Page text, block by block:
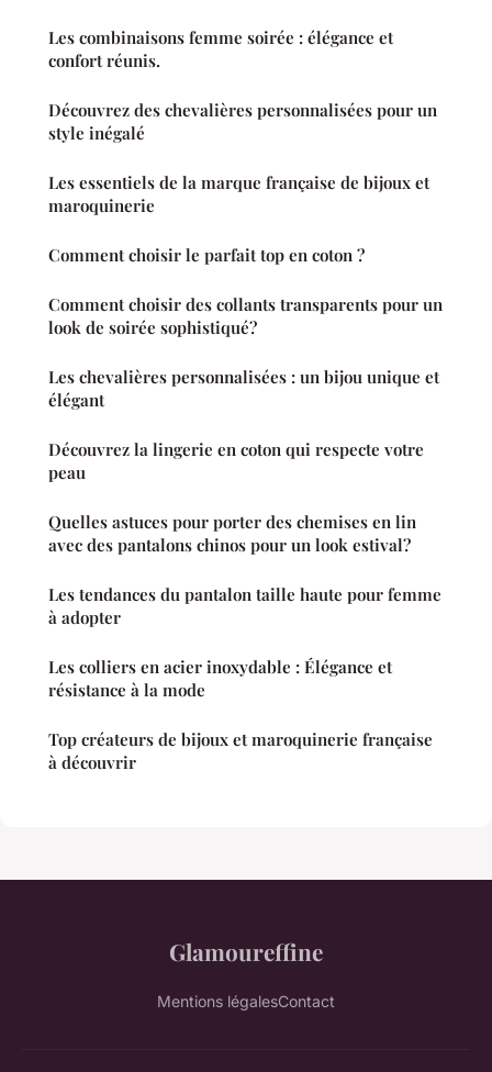
Les combinaisons femme soirée : élégance et
confort réunis.
Découvrez des chevalières personnalisées pour un
style inégalé
Les essentiels de la marque française de bijoux et
maroquinerie
Comment choisir le parfait top en coton ?
Comment choisir des collants transparents pour un
look de soirée sophistiqué?
Les chevalières personnalisées : un bijou unique et
élégant
Découvrez la lingerie en coton qui respecte votre
peau
Quelles astuces pour porter des chemises en lin
avec des pantalons chinos pour un look estival?
Les tendances du pantalon taille haute pour femme
à adopter
Les colliers en acier inoxydable : Élégance et
résistance à la mode
Top créateurs de bijoux et maroquinerie française
à découvrir
Glamoureffine
Mentions légalesContact